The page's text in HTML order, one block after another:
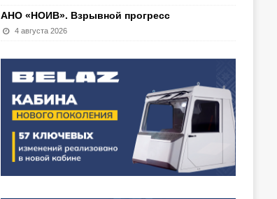
АНО «НОИВ». Взрывной прогресс
4 августа 2026